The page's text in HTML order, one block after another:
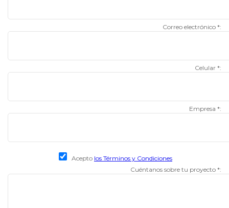
Correo electrónico *:
Celular *:
Empresa *:
Acepto los Términos y Condiciones
Cuéntanos sobre tu proyecto *: